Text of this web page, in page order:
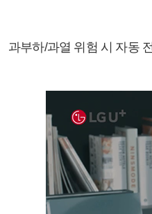
과부하/과열 위험 시 자동